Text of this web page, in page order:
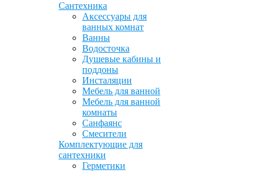
Сантехника
Аксессуары для
ванных комнат
Ванны
Водосточка
Душевые кабины и
поддоны
Инсталяции
Мебель для ванной
Мебель для ванной
комнаты
Санфаянс
Смесители
Комплектующие для
сантехники
Герметики